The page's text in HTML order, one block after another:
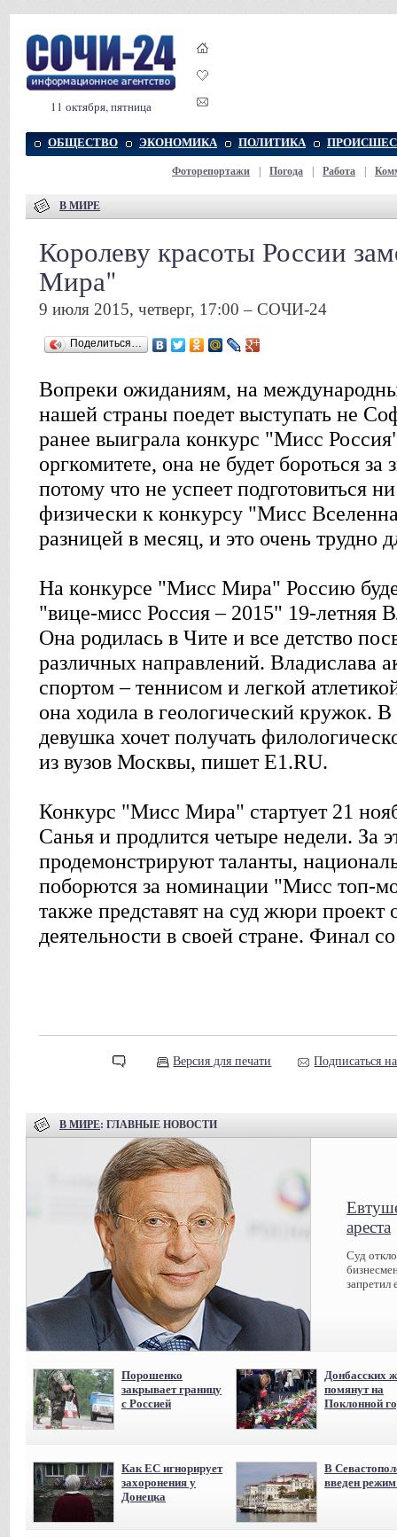
11 октября, пятница
ОБЩЕСТВО ЭКОНОМИКА ПОЛИТИКА
Фоторепортажи Погода Работа
В МИРЕ
Королеву красоты России
Мира"
9 июля 2015, четверг, 17:00 – СОЧИ-24
Поделиться…
Вопреки ожиданиям, на
нашей страны поедет выступать не
ранее выиграла конкурс "Мисс
оргкомитете, она не будет бороться
потому что не успеет подготовиться
физически к конкурсу "Мисс
разницей в месяц, и это очень трудно
На конкурсе "Мисс Мира" Россию
"вице-мисс Россия – 2015" 19-летняя
Она родилась в Чите и все детство
различных направлений. Владислава
спортом – теннисом и легкой
она ходила в геологический кружок.
девушка хочет получать
из вузов Москвы, пишет E1.RU.
Конкурс "Мисс Мира" стартует 21
Санья и продлится четыре недели. За
продемонстрируют таланты,
поборются за номинации "Мисс топ-
также представят на суд жюри проект
деятельности в своей стране. Финал
Версия для печати Подписаться
В МИРЕ: ГЛАВНЫЕ НОВОСТИ
ареста
Суд
запретил
Порошенко
закрывает границу
с Россией
Донбасских
помянут на
Поклонной
Как ЕС игнорирует
захоронения у
Донецка
В
введен